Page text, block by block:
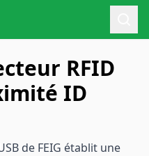
RFID
ID
de FEIG établit une